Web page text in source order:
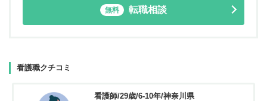
無料 転職相談
看護職クチコミ
看護師/29歳/6-10年/神奈川県